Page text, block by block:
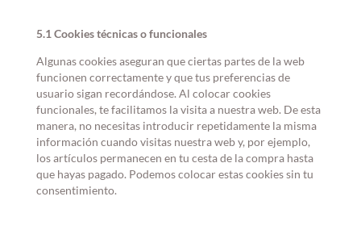
5.1 Cookies técnicas o funcionales
Algunas cookies aseguran que ciertas partes de la web
funcionen correctamente y que tus preferencias de
usuario sigan recordándose. Al colocar cookies
funcionales, te facilitamos la visita a nuestra web. De esta
manera, no necesitas introducir repetidamente la misma
información cuando visitas nuestra web y, por ejemplo,
los artículos permanecen en tu cesta de la compra hasta
que hayas pagado. Podemos colocar estas cookies sin tu
consentimiento.